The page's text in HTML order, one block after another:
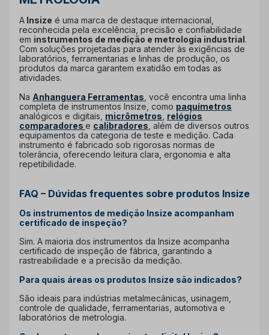
A Insize é uma marca de destaque internacional,
reconhecida pela excelência, precisão e confiabilidade
em instrumentos de medição e metrologia industrial.
Com soluções projetadas para atender às exigências de
laboratórios, ferramentarias e linhas de produção, os
produtos da marca garantem exatidão em todas as
atividades.
Na Anhanguera Ferramentas , você encontra uma linha
completa de instrumentos Insize, como paquímetros
analógicos e digitais, micrômetros relógios
comparadores e calibradores , além de diversos outros
equipamentos da categoria de teste e medição. Cada
instrumento é fabricado sob rigorosas normas de
tolerância, oferecendo leitura clara, ergonomia e alta
repetibilidade.
FAQ – Dúvidas frequentes sobre produtos Insize
Os instrumentos de medição Insize acompanham
certificado de inspeção?
Sim. A maioria dos instrumentos da Insize acompanha
certificado de inspeção de fábrica, garantindo a
rastreabilidade e a precisão da medição.
Para quais áreas os produtos Insize são indicados?
São ideais para indústrias metalmecânicas, usinagem,
controle de qualidade, ferramentarias, automotiva e
laboratórios de metrologia.